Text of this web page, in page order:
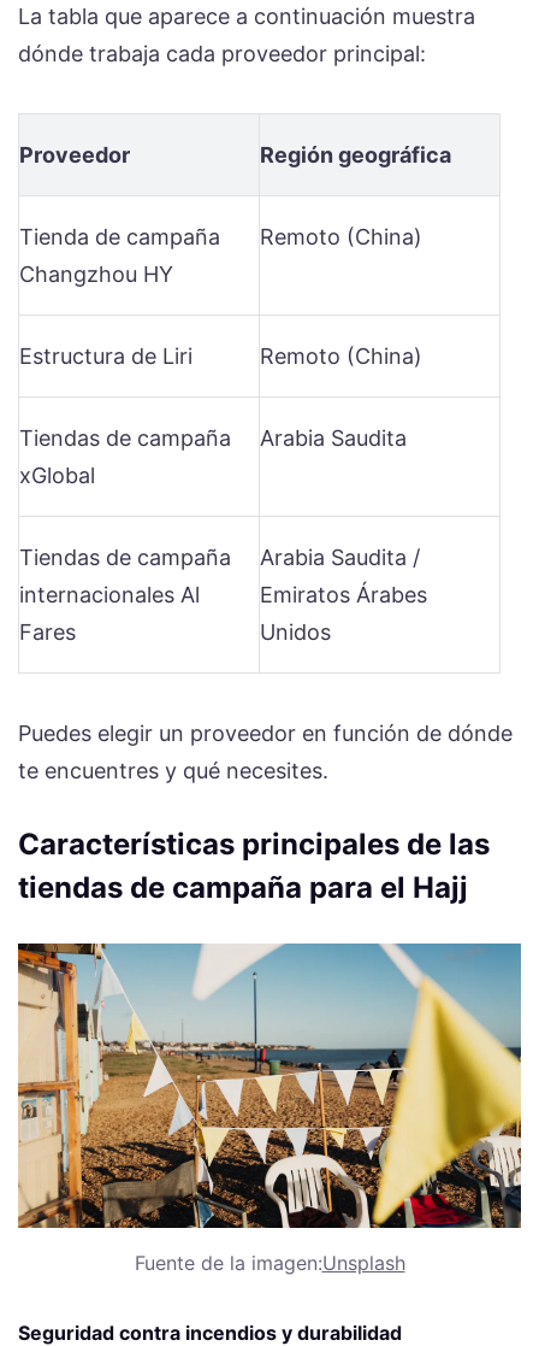
La tabla que aparece a continuación muestra
dónde trabaja cada proveedor principal:
Proveedor Región geográfica
Tienda de campaña
Changzhou HY
Remoto (China)
Estructura de Liri Remoto (China)
Tiendas de campaña
xGlobal
Arabia Saudita
Tiendas de campaña
internacionales Al
Fares
Arabia Saudita /
Emiratos Árabes
Unidos
Puedes elegir un proveedor en función de dónde
te encuentres y qué necesites.
Características principales de las
tiendas de campaña para el Hajj
Fuente de la imagen:Unsplash
Seguridad contra incendios y durabilidad